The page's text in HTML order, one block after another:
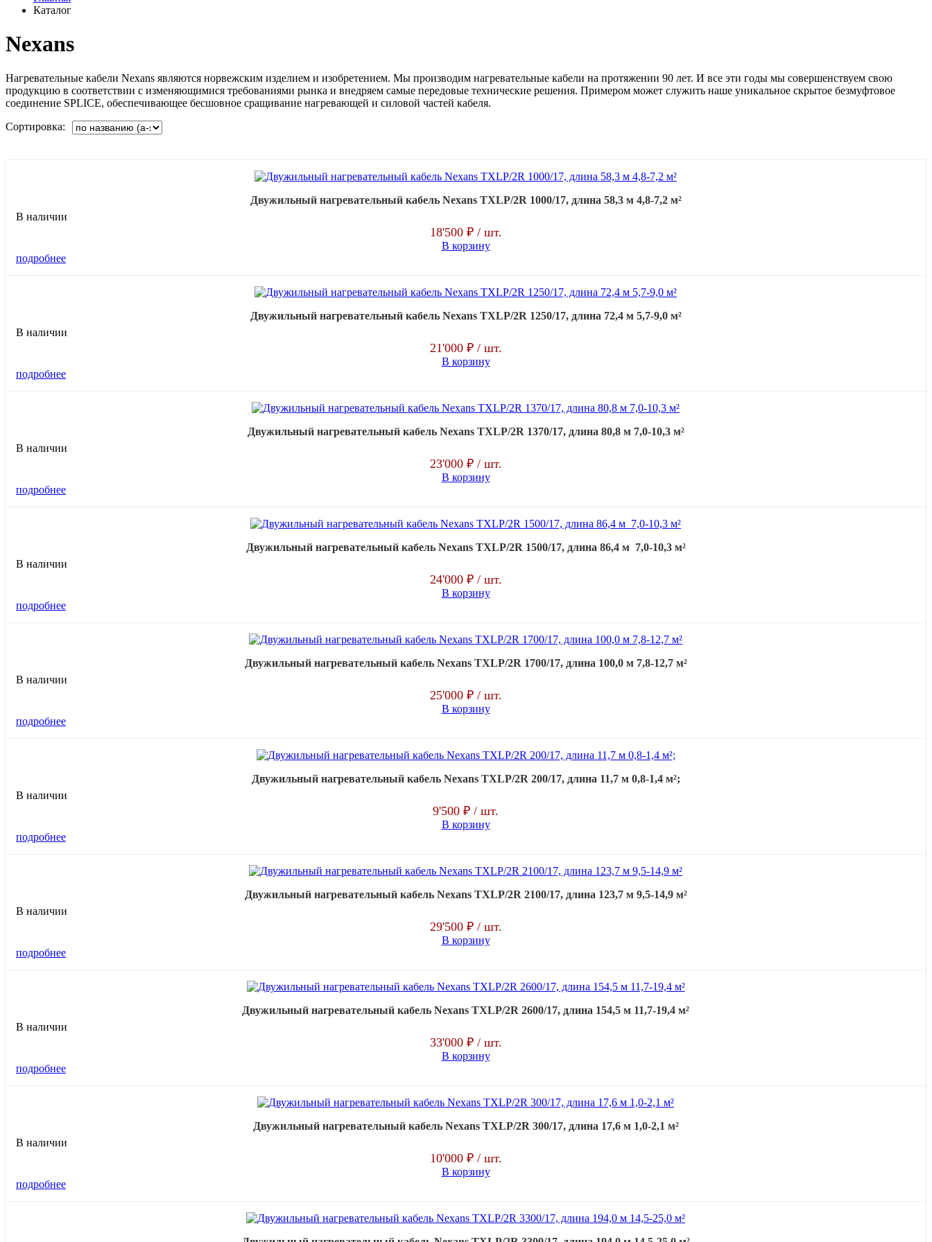
Каталог
Nexans
Нагревательные кабели Nexans являются норвежским изделием и изобретением. Мы производим нагревательные кабели на протяжении 90 лет. И все эти годы мы совершенствуем свою
продукцию в соответствии с изменяющимися требованиями рынка и внедряем самые передовые технические решения. Примером может служить наше уникальное скрытое безмуфтовое
соединение SPLICE, обеспечивающее бесшовное сращивание нагревающей и силовой частей кабеля.
Сортировка:
Двужильный нагревательный кабель Nexans TXLP/2R 1000/17, длина 58,3 м 4,8-7,2 м²
В наличии
18'500 ₽ / шт.
В корзину
подробнее
Двужильный нагревательный кабель Nexans TXLP/2R 1250/17, длина 72,4 м 5,7-9,0 м²
В наличии
21'000 ₽ / шт.
В корзину
подробнее
Двужильный нагревательный кабель Nexans TXLP/2R 1370/17, длина 80,8 м 7,0-10,3 м²
В наличии
23'000 ₽ / шт.
В корзину
подробнее
Двужильный нагревательный кабель Nexans TXLP/2R 1500/17, длина 86,4 м 7,0-10,3 м²
В наличии
24'000 ₽ / шт.
В корзину
подробнее
Двужильный нагревательный кабель Nexans TXLP/2R 1700/17, длина 100,0 м 7,8-12,7 м²
В наличии
25'000 ₽ / шт.
В корзину
подробнее
Двужильный нагревательный кабель Nexans TXLP/2R 200/17, длина 11,7 м 0,8-1,4 м²;
В наличии
9'500 ₽ / шт.
В корзину
подробнее
Двужильный нагревательный кабель Nexans TXLP/2R 2100/17, длина 123,7 м 9,5-14,9 м²
В наличии
29'500 ₽ / шт.
В корзину
подробнее
Двужильный нагревательный кабель Nexans TXLP/2R 2600/17, длина 154,5 м 11,7-19,4 м²
В наличии
33'000 ₽ / шт.
В корзину
подробнее
Двужильный нагревательный кабель Nexans TXLP/2R 300/17, длина 17,6 м 1,0-2,1 м²
В наличии
10'000 ₽ / шт.
В корзину
подробнее